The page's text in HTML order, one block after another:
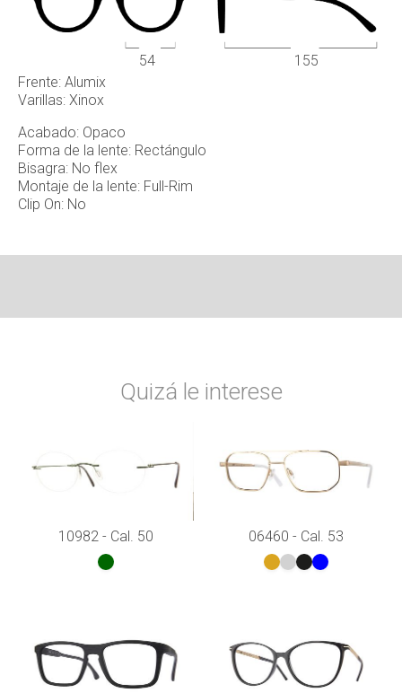
Frente: Alumix
Varillas: Xinox
Acabado: Opaco
Forma de la lente: Rectángulo
Bisagra: No flex
Montaje de la lente: Full-Rim
Clip On: No
54 155
Quizá le interese
10982 - Cal. 50 06460 - Cal. 53